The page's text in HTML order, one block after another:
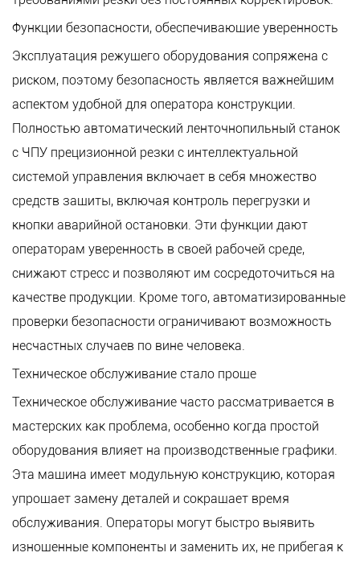
Функции безопасности, обеспечивающие уверенность
Эксплуатация режущего оборудования сопряжена с
риском, поэтому безопасность является важнейшим
аспектом удобной для оператора конструкции.
Полностью автоматический ленточнопильный станок
с ЧПУ прецизионной резки с интеллектуальной
системой управления включает в себя множество
средств защиты, включая контроль перегрузки и
кнопки аварийной остановки. Эти функции дают
операторам уверенность в своей рабочей среде,
снижают стресс и позволяют им сосредоточиться на
качестве продукции. Кроме того, автоматизированные
проверки безопасности ограничивают возможность
несчастных случаев по вине человека.
Техническое обслуживание стало проще
Техническое обслуживание часто рассматривается в
мастерских как проблема, особенно когда простой
оборудования влияет на производственные графики.
Эта машина имеет модульную конструкцию, которая
упрощает замену деталей и сокращает время
обслуживания. Операторы могут быстро выявить
изношенные компоненты и заменить их, не прибегая к